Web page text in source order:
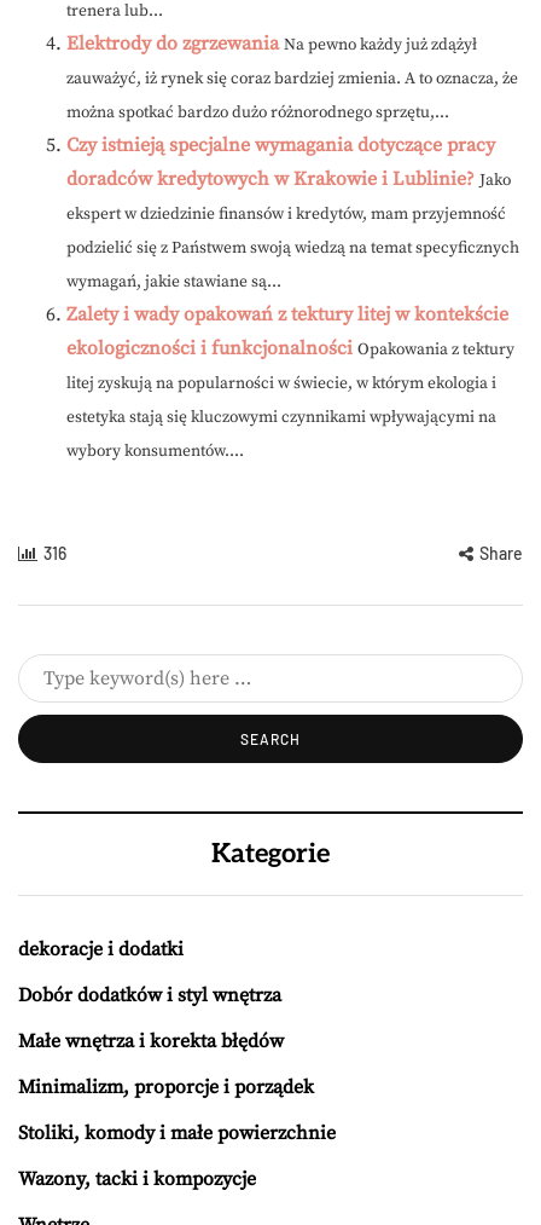
trenera lub...
Elektrody do zgrzewania Na pewno każdy już zdążył
zauważyć, iż rynek się coraz bardziej zmienia. A to oznacza, że
można spotkać bardzo dużo różnorodnego sprzętu,...
Czy istnieją specjalne wymagania dotyczące pracy
doradców kredytowych w Krakowie i Lublinie? Jako
ekspert w dziedzinie finansów i kredytów, mam przyjemność
podzielić się z Państwem swoją wiedzą na temat specyficznych
wymagań, jakie stawiane są...
Zalety i wady opakowań z tektury litej w kontekście
ekologiczności i funkcjonalności Opakowania z tektury
litej zyskują na popularności w świecie, w którym ekologia i
estetyka stają się kluczowymi czynnikami wpływającymi na
wybory konsumentów....
316 Share
Kategorie
dekoracje i dodatki
Dobór dodatków i styl wnętrza
Małe wnętrza i korekta błędów
Minimalizm, proporcje i porządek
Stoliki, komody i małe powierzchnie
Wazony, tacki i kompozycje